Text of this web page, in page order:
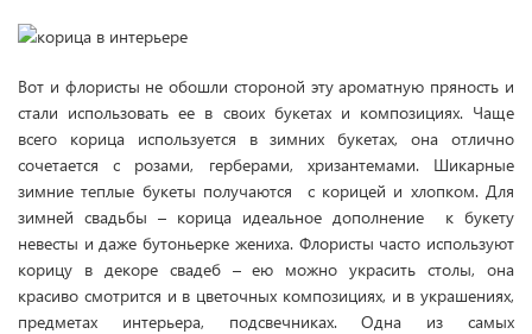
Вот и флористы не обошли стороной эту ароматную пряность и
стали использовать ее в своих букетах и композициях. Чаще
всего корица используется в зимних букетах, она отлично
сочетается с розами, герберами, хризантемами. Шикарные
зимние теплые букеты получаются с корицей и хлопком. Для
зимней свадьбы – корица идеальное дополнение к букету
невесты и даже бутоньерке жениха. Флористы часто используют
корицу в декоре свадеб – ею можно украсить столы, она
красиво смотрится и в цветочных композициях, и в украшениях,
предметах интерьера, подсвечниках. Одна из самых